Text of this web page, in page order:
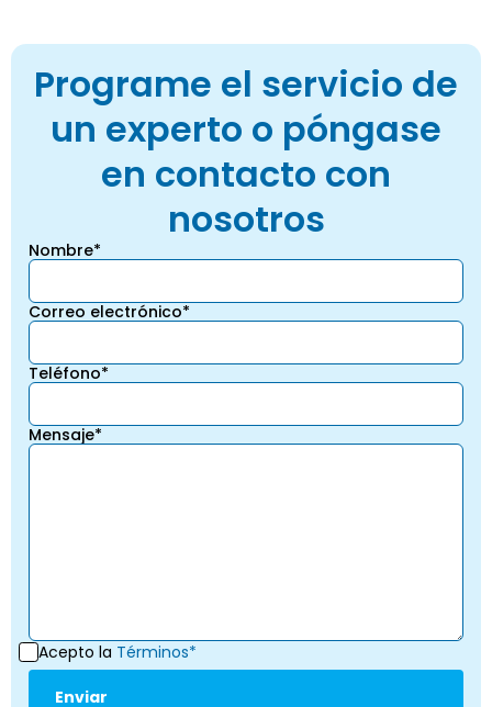
Programe el servicio de
un experto o póngase
en contacto con
nosotros
Nombre*
Correo electrónico*
Teléfono*
Mensaje*
Acepto la Términos*